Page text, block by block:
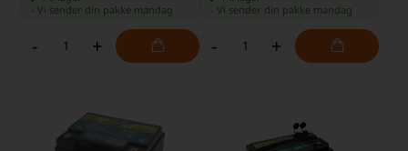
-Vi sender din pakke mandag
- +
Vi sender din pakke mandag
- +